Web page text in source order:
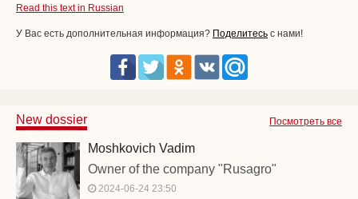
Read this text in Russian
У Вас есть дополнительная информация? Поделитесь с нами!
Посмотреть все
New dossier
Moshkovich Vadim
Owner of the company "Rusagro"
2024-06-24 23:50